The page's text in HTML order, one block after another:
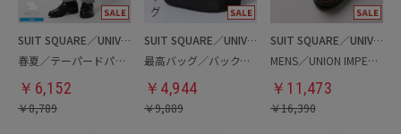
SUIT SQUARE／UNIVERSAL LANGUAGE
春夏／テーパードパンツ
￥ 6,152
￥8,789
SUIT SQUARE／UNIVERSAL LANGUAGE
最高バッグ／バックパック
￥ 4,944
￥9,889
SUIT SQUARE／UNIVERSAL LANGUAGE
MENS／UNION IMPERIAL監修／コインローファー
￥ 11,473
￥16,390